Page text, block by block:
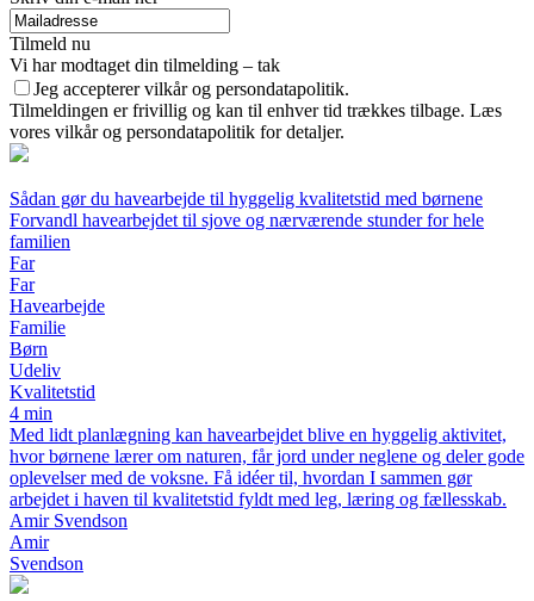
Tilmeld nu
Vi har modtaget din tilmelding – tak
Jeg accepterer vilkår og persondatapolitik.
Tilmeldingen er frivillig og kan til enhver tid trækkes tilbage. Læs
vores vilkår og persondatapolitik for detaljer.
Sådan gør du havearbejde til hyggelig kvalitetstid med børnene
Forvandl havearbejdet til sjove og nærværende stunder for hele
familien
Far
Far
Havearbejde
Familie
Børn
Udeliv
Kvalitetstid
4 min
Med lidt planlægning kan havearbejdet blive en hyggelig aktivitet,
hvor børnene lærer om naturen, får jord under neglene og deler gode
oplevelser med de voksne. Få idéer til, hvordan I sammen gør
arbejdet i haven til kvalitetstid fyldt med leg, læring og fællesskab.
Amir Svendson
Amir
Svendson